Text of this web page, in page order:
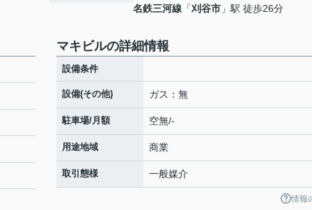
名鉄三河線 「刈谷市 」駅 徒歩26分
マキビルの詳細情報
設備条件
設備(その他) ガス：無
駐車場/月額 空無/-
用途地域 商業
取引態様 一般媒介
情報